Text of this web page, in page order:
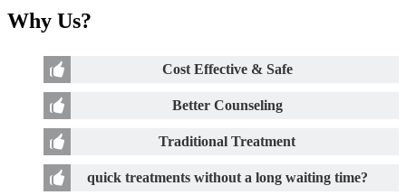
Why Us?
Cost Effective & Safe
Better Counseling
Traditional Treatment
quick treatments without a long waiting time?